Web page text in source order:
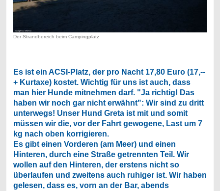
Der Strandbereich beim Campingplatz
Es ist ein ACSI-Platz, der pro Nacht 17,80 Euro (17,--
+ Kurtaxe) kostet. Wichtig für uns ist auch, dass
man hier Hunde mitnehmen darf. "Ja richtig! Das
haben wir noch gar nicht erwähnt": Wir sind zu dritt
unterwegs! Unser Hund Greta ist mit und somit
müssen wir die, vor der Fahrt gewogene, Last um 7
kg nach oben korrigieren.
Es gibt einen Vorderen (am Meer) und einen
Hinteren, durch eine Straße getrennten Teil. Wir
wollen auf den Hinteren, der erstens nicht so
überlaufen und zweitens auch ruhiger ist. Wir haben
gelesen, dass es, vorn an der Bar, abends